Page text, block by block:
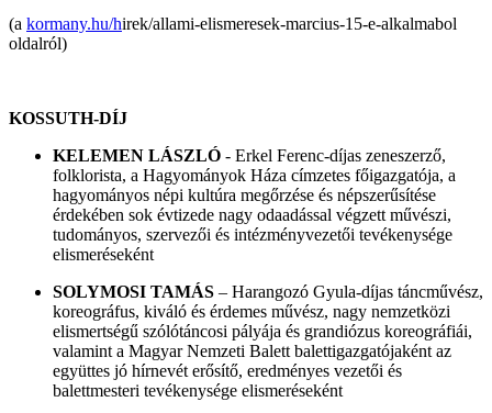
(a kormany.hu/hirek/allami-elismeresek-marcius-15-e-alkalmabol
oldalról)
KOSSUTH-DÍJ
KELEMEN LÁSZLÓ - Erkel Ferenc-díjas zeneszerző,
folklorista, a Hagyományok Háza címzetes főigazgatója, a
hagyományos népi kultúra megőrzése és népszerűsítése
érdekében sok évtizede nagy odaadással végzett művészi,
tudományos, szervezői és intézményvezetői tevékenysége
elismeréseként
SOLYMOSI TAMÁS – Harangozó Gyula-díjas táncművész,
koreográfus, kiváló és érdemes művész, nagy nemzetközi
elismertségű szólótáncosi pályája és grandiózus koreográfiái,
valamint a Magyar Nemzeti Balett balettigazgatójaként az
együttes jó hírnevét erősítő, eredményes vezetői és
balettmesteri tevékenysége elismeréseként